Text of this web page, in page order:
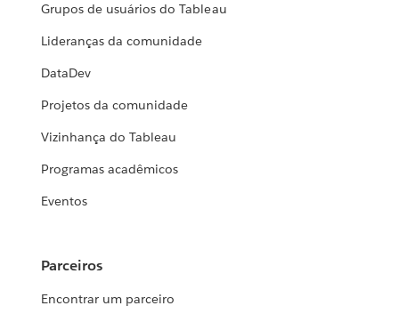
Grupos de usuários do Tableau
Lideranças da comunidade
DataDev
Projetos da comunidade
Vizinhança do Tableau
Programas acadêmicos
Eventos
Parceiros
Encontrar um parceiro